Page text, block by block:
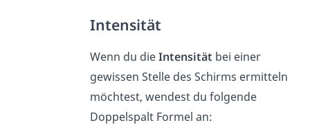
Intensität
Wenn du dieIntensität bei einer
gewissen Stelle des Schirms ermitteln
möchtest, wendest du folgende
Doppelspalt Formel an: